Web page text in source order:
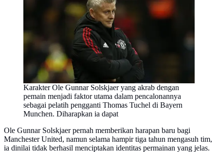
Karakter Ole Gunnar Solskjaer yang akrab dengan
pemain menjadi faktor utama dalam pencalonannya
sebagai pelatih pengganti Thomas Tuchel di Bayern
Munchen. Diharapkan ia dapat
Ole Gunnar Solskjaer pernah memberikan harapan baru bagi
Manchester United, namun selama hampir tiga tahun mengasuh tim,
ia dinilai tidak berhasil menciptakan identitas permainan yang jelas.